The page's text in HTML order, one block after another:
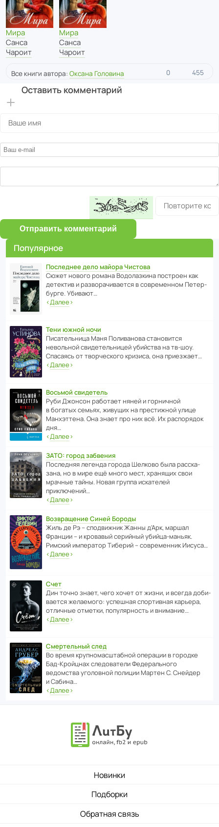
Мира
Санса
Чароит
Мира
Санса
Чароит
Все книги автора: Оксана Головина 0 455
Оставить комментарий
Отправить комментарий
Популярное
Последнее дело майора Чистова
Сюжет нового романа Водо­ла­з­кина пост­роен как
дете­ктив и разво­ра­чи­ва­ется в совре­менном Пете­р­
бурге. Убивают…
‹Далее›
Тени южной ночи
Писа­тель­ница Маня Поли­ва­нова стано­вится
невольной свиде­тель­ницей убийства на тв-шоу.
Спасаясь от твор­че­с­кого кризиса, она приезжает…
‹Далее›
Восьмой свидетель
Руби Джонсон рабо­тает няней и горни­чной
в богатых семьях, живущих на прес­ти­жной улице
Манх­эт­тена. Она знает про них всё. Их распо­рядок
дня…
‹Далее›
ЗАТО: город забвения
После­дняя легенда города Шелково была расска­
зана, но в мире ещё много мест, хранящих свои
мрачные тайны. Новая группа иска­телей
приключений…
‹Далее›
Возвращение Синей Бороды
Жиль де Рэ – спод­ви­жник Жанны д’Арк, маршал
Франции – и кровавый серийный убийца-маньяк.
Римский импе­ратор Тиберий – совре­менник Иисуса…
‹Далее›
Счет
Дин точно знает, чего хочет от жизни, и всегда доби­
ва­ется жела­е­мого: успе­шная спор­ти­вная карьера,
отли­чные отметки, попу­ля­р­ность и внимание…
‹Далее›
Смертельный след
Во время круп­но­мас­ш­та­бной операции в городке
Бад‑Крой­цнах следо­ва­тели Феде­раль­ного
ведомства уголо­вной полиции Мартен С. Снейдер
и Сабина…
‹Далее›
Новинки
Подборки
Обратная связь